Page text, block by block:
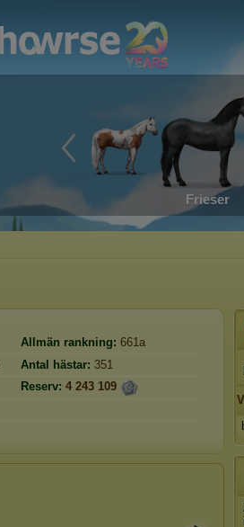
Frieser
Allmän rankning: 661a
Antal hästar: 351
Reserv: 4 243 109